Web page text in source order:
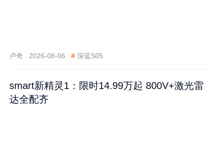
卢奇 2026-08-06 # 深蓝S05
smart新精灵1：限时14.99万起 800V+激光雷
达全配齐